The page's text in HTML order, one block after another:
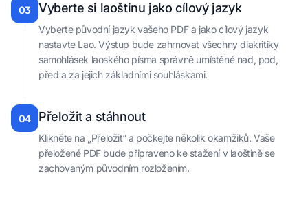
03 Vyberte si laoštinu jako cílový jazyk
Vyberte původní jazyk vašeho PDF a jako cílový jazyk
nastavte Lao. Výstup bude zahrnovat všechny diakritiky
samohlásek laoského písma správně umístěné nad, pod,
před a za jejich základními souhláskami.
04 Přeložit a stáhnout
Klikněte na „Přeložit“ a počkejte několik okamžiků. Vaše
přeložené PDF bude připraveno ke stažení v laoštině se
zachovaným původním rozložením.